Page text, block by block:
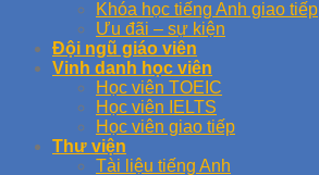
Khóa học tiếng Anh giao tiếp
Ưu đãi – sự kiện
Đội ngũ giáo viên
Vinh danh học viên
Học viên TOEIC
Học viên IELTS
Học viên giao tiếp
Thư viện
Tài liệu tiếng Anh